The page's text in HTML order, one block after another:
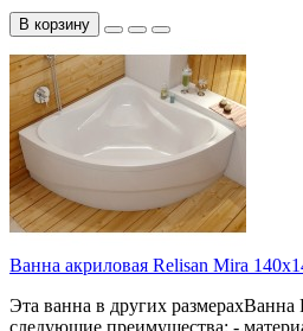
В корзину
Ванна акриловая Relisan Mira
Эта ванна в других размерахВанна
следующие преимущества: -